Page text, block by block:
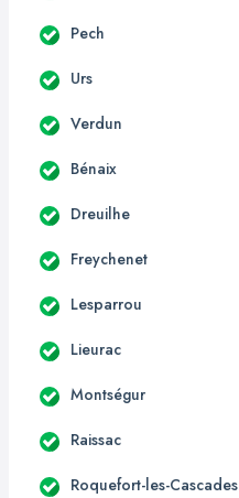
Pech
Urs
Verdun
Bénaix
Dreuilhe
Freychenet
Lesparrou
Lieurac
Montségur
Raissac
Roquefort-les-Cascades